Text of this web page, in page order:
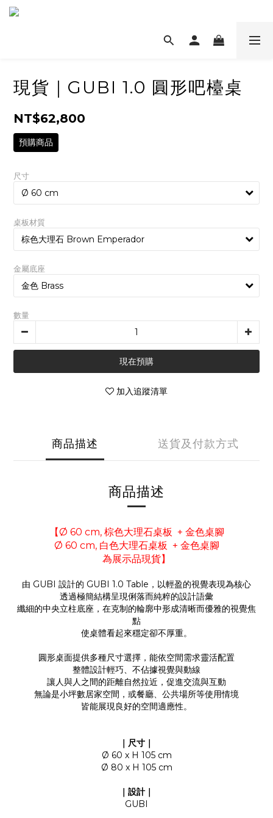
現貨｜GUBI 1.0 圓形吧檯桌
NT$62,800
預購商品
尺寸
桌板材質
金屬底座
數量
現在預購
加入追蹤清單
商品描述 送貨及付款方式
商品描述
【Ø 60 cm, 棕色大理石桌板 + 金色桌腳
Ø 60 cm, 白色大理石桌板 + 金色桌腳
為展示品現貨】
由 GUBI 設計的 GUBI 1.0 Table，以輕盈的視覺表現為核心
透過極簡結構呈現俐落而純粹的設計語彙
纖細的中央立柱底座，在克制的輪廓中形成清晰而優雅的視覺焦
點
使桌體看起來穩定卻不厚重。
圓形桌面提供多種尺寸選擇，能依空間需求靈活配置
整體設計輕巧、不佔據視覺與動線
讓人與人之間的距離自然拉近，促進交流與互動
無論是小坪數居家空間，或餐廳、公共場所等使用情境
皆能展現良好的空間適應性。
｜尺寸｜
Ø 60 x H 105 cm
Ø 80 x H 105 cm
｜設計｜
GUBI